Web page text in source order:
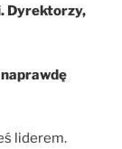
Dyrektorzy,
liderem.